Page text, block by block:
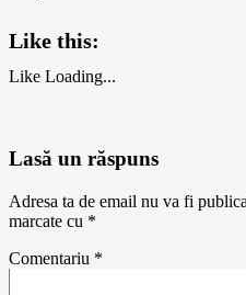
Like this:
Like Loading...
Lasă un răspuns
Adresa ta de email nu va fi
marcate cu *
Comentariu *